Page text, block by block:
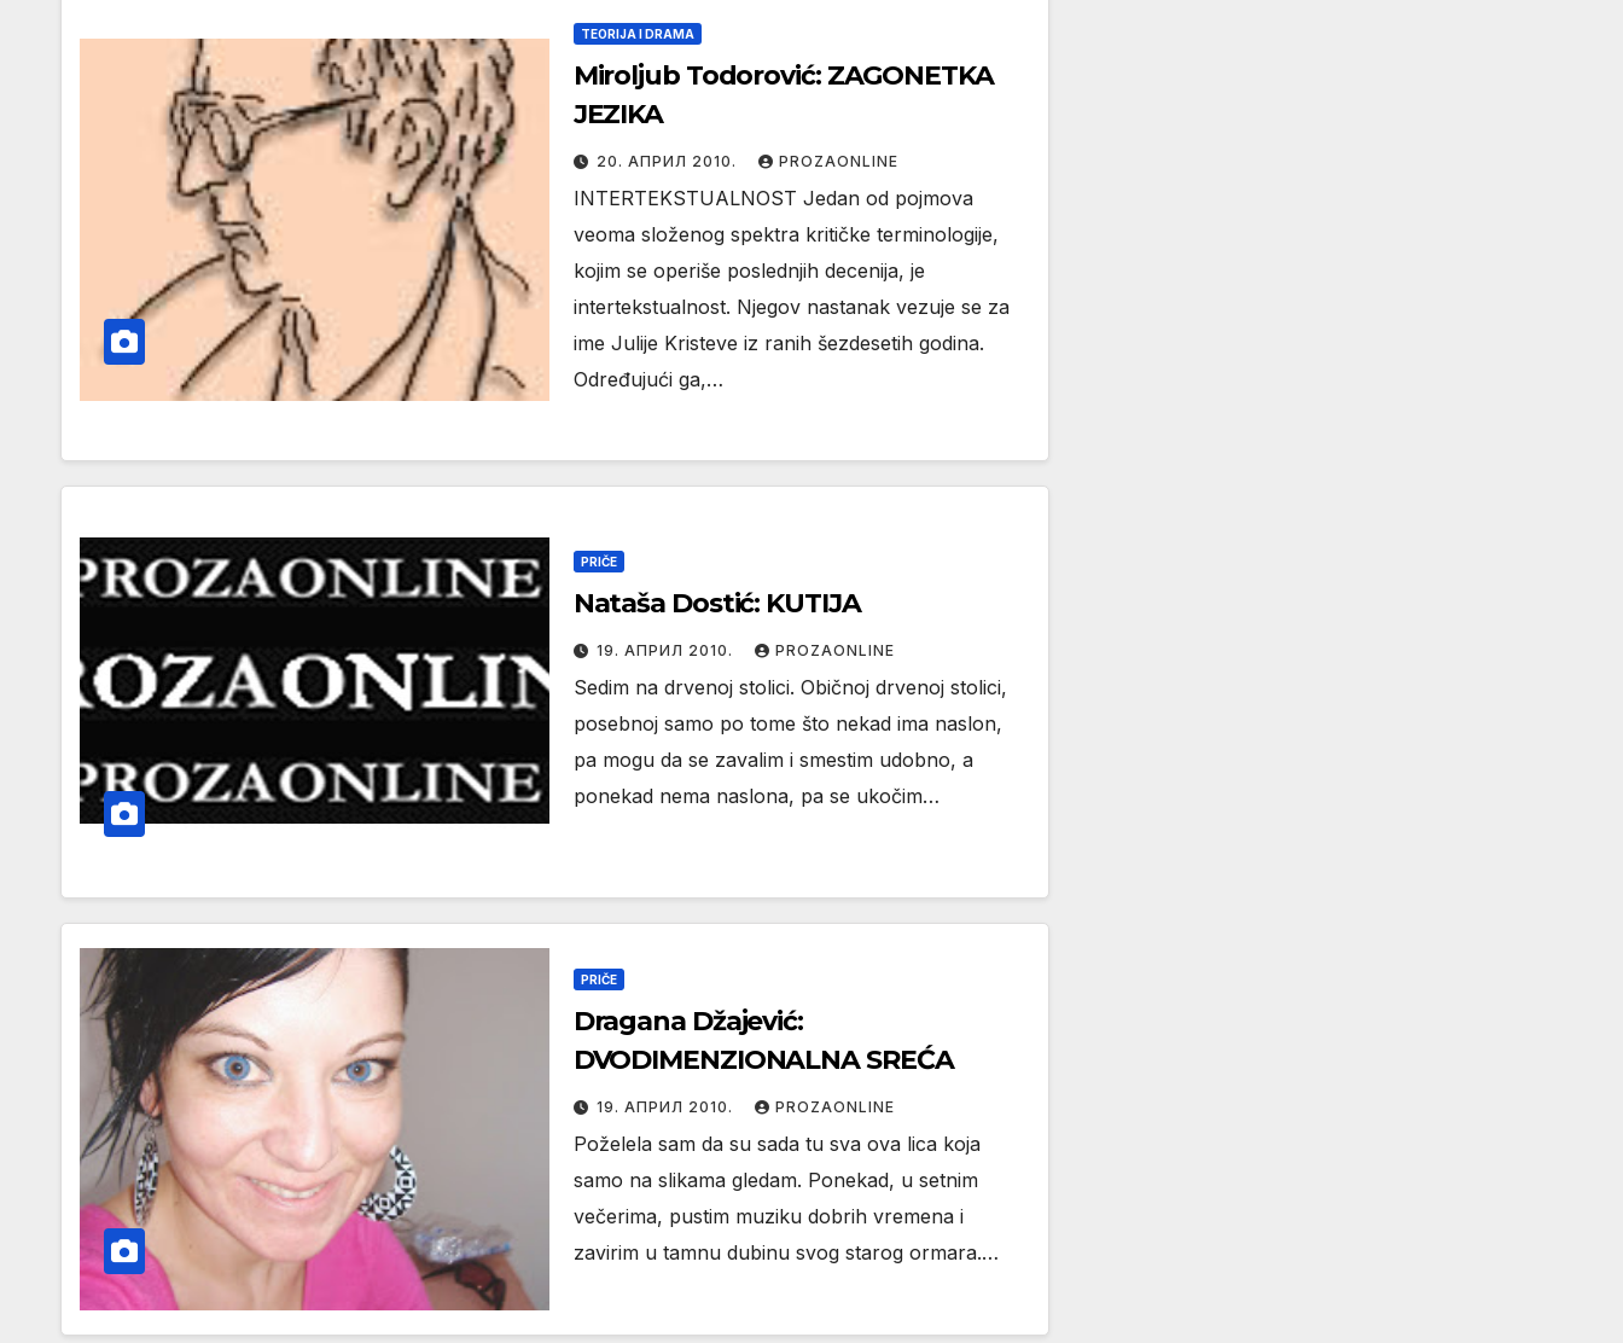
TEORIJA I DRAMA
Miroljub Todorović: ZAGONETKA
JEZIKA
20. АПРИЛ 2010. PROZAONLINE
INTERTEKSTUALNOST Jedan od pojmova
veoma složenog spektra kritičke terminologije,
kojim se operiše poslednjih decenija, je
intertekstualnost. Njegov nastanak vezuje se za
ime Julije Kristeve iz ranih šezdesetih godina.
Određujući ga,…
PRIČE
Nataša Dostić: KUTIJA
19. АПРИЛ 2010. PROZAONLINE
Sedim na drvenoj stolici. Običnoj drvenoj stolici,
posebnoj samo po tome što nekad ima naslon,
pa mogu da se zavalim i smestim udobno, a
ponekad nema naslona, pa se ukočim…
PRIČE
Dragana Džajević:
DVODIMENZIONALNA SREĆA
19. АПРИЛ 2010. PROZAONLINE
Poželela sam da su sada tu sva ova lica koja
samo na slikama gledam. Ponekad, u setnim
večerima, pustim muziku dobrih vremena i
zavirim u tamnu dubinu svog starog ormara.…